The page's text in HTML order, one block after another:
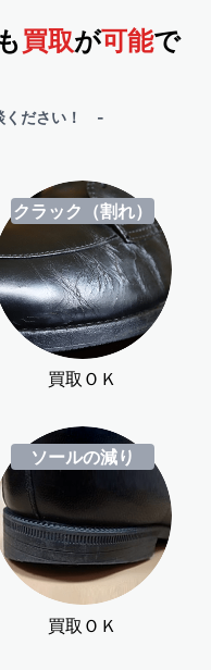
買取が可能で
ください！ -
クラック（割れ）
買取ＯＫ
ソールの減り
買取ＯＫ